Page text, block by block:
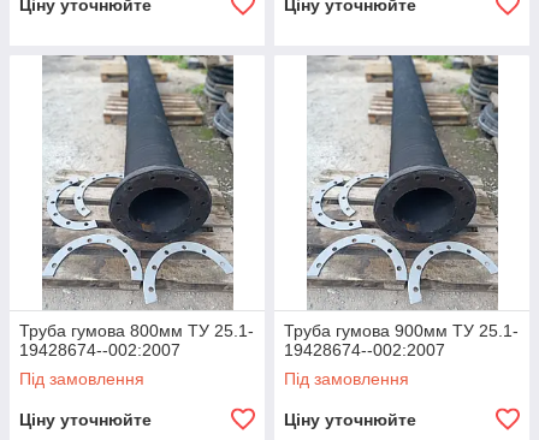
Ціну уточнюйте Ціну уточнюйте
Труба гумова 800мм ТУ 25.1-
19428674--002:2007
Під замовлення
Ціну уточнюйте
Труба гумова 900мм ТУ 25.1-
19428674--002:2007
Під замовлення
Ціну уточнюйте